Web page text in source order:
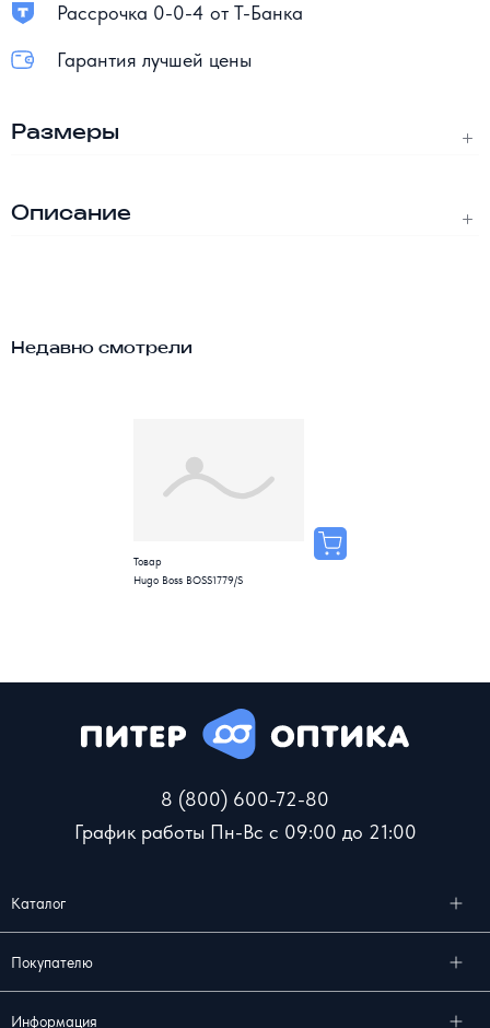
Рассрочка 0-0-4 от Т-Банка
Гарантия лучшей цены
Размеры
Описание
Недавно смотрели
Товар
Hugo Boss BOSS1779/S
8 (800) 600-72-80
График работы Пн-Вс с 09:00 до 21:00
Каталог
Покупателю
Информация